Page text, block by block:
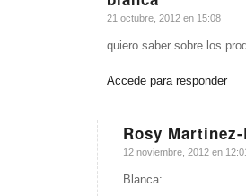
Dice:
21 octubre, 2012 en 15:08
quiero saber sobre los
Accede para responder
Rosy
Dice:
12 noviembre, 2012 en
Blanca: